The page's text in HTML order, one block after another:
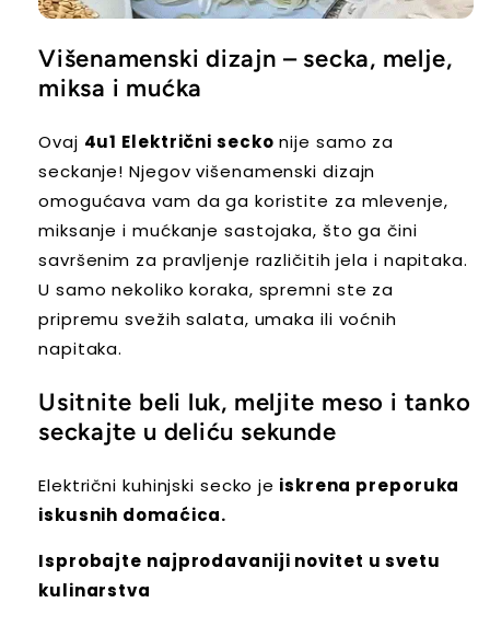
Višenamenski dizajn – secka, melje,
miksa i mućka
Ovaj 4u1 Električni secko nije samo za
seckanje! Njegov višenamenski dizajn
omogućava vam da ga koristite za mlevenje,
miksanje i mućkanje sastojaka, što ga čini
savršenim za pravljenje različitih jela i napitaka.
U samo nekoliko koraka, spremni ste za
pripremu svežih salata, umaka ili voćnih
napitaka.
Usitnite beli luk, meljite meso i tanko
seckajte u deliću sekunde
Električni kuhinjski secko je iskrena preporuka
iskusnih domaćica.
Isprobajte najprodavaniji novitet u svetu
kulinarstva